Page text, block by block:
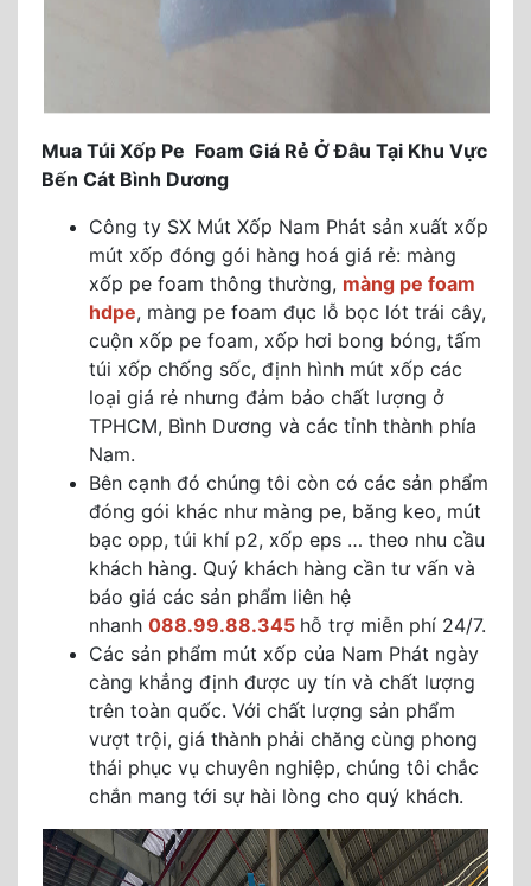
Mua Túi Xốp Pe Foam Giá Rẻ Ở Đâu Tại Khu Vực
Bến Cát Bình Dương
Công ty SX Mút Xốp Nam Phát sản xuất xốp
mút xốp đóng gói hàng hoá giá rẻ: màng
xốp pe foam thông thường, màng pe foam
hdpe, màng pe foam đục lỗ bọc lót trái cây,
cuộn xốp pe foam, xốp hơi bong bóng, tấm
túi xốp chống sốc, định hình mút xốp các
loại giá rẻ nhưng đảm bảo chất lượng ở
TPHCM, Bình Dương và các tỉnh thành phía
Nam.
Bên cạnh đó chúng tôi còn có các sản phẩm
đóng gói khác như màng pe, băng keo, mút
bạc opp, túi khí p2, xốp eps … theo nhu cầu
khách hàng. Quý khách hàng cần tư vấn và
báo giá các sản phẩm liên hệ
nhanh 088.99.88.345 hỗ trợ miễn phí 24/7.
Các sản phẩm mút xốp của Nam Phát ngày
càng khẳng định được uy tín và chất lượng
trên toàn quốc. Với chất lượng sản phẩm
vượt trội, giá thành phải chăng cùng phong
thái phục vụ chuyên nghiệp, chúng tôi chắc
chắn mang tới sự hài lòng cho quý khách.